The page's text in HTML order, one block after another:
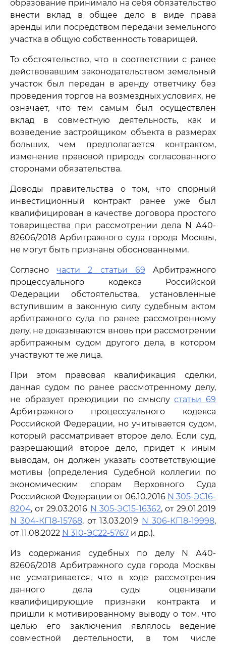
образование принимало на себя обязательство
внести вклад в общее дело в виде права
аренды или посредством передачи земельного
участка в общую собственность товарищей.
То обстоятельство, что в соответствии с ранее
действовавшим законодательством земельный
участок был передан в аренду ответчику без
проведения торгов на возмездных условиях, не
означает, что тем самым был осуществлен
вклад в совместную деятельность, как и
возведение застройщиком объекта в размерах
больших, чем предполагается контрактом,
изменение правовой природы согласованного
сторонами обязательства.
Доводы правительства о том, что спорный
инвестиционный контракт ранее уже был
квалифицирован в качестве договора простого
товарищества при рассмотрении дела N А40-
82606/2018 Арбитражного суда города Москвы,
не могут быть признаны обоснованными.
Согласночасти 2 статьи 69 Арбитражного
процессуального кодекса Российской
Федерации обстоятельства, установленные
вступившим в законную силу судебным актом
арбитражного суда по ранее рассмотренному
делу, не доказываются вновь при рассмотрении
арбитражным судом другого дела, в котором
участвуют те же лица.
При этом правовая квалификация сделки,
данная судом по ранее рассмотренному делу,
не образует преюдиции по смыслустатьи 69
Арбитражного процессуального кодекса
Российской Федерации, но учитывается судом,
который рассматривает второе дело. Если суд,
разрешающий второе дело, придет к иным
выводам, он должен указать соответствующие
мотивы (определения Судебной коллегии по
экономическим спорам Верховного Суда
Российской Федерации от 06.10.2016 N 305-ЭС16-
8204, от 29.03.2016 N 305-ЭС15-16362, от 29.01.2019
N 304-КГ18-15768, от 13.03.2019 N 306-КГ18-19998,
от 11.08.2022 N 310-ЭС22-5767 и др.).
Из содержания судебных по делу N А40-
82606/2018 Арбитражного суда города Москвы
не усматривается, что в ходе рассмотрения
данного дела суды оценивали
квалифицирующие признаки контракта и
пришли к мотивированному выводу о том, что
целью его заключения являлось ведение
совместной деятельности, в том числе